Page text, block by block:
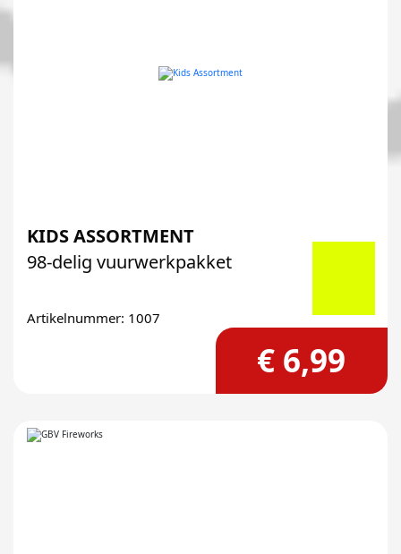
KIDS ASSORTMENT
98-delig vuurwerkpakket
Artikelnummer: 1007
€ 6,99